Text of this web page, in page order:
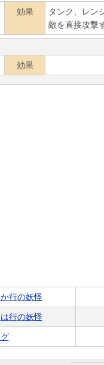
効果
タンク、レン
敵を直接攻撃
効果
か行の妖怪
は行の妖怪